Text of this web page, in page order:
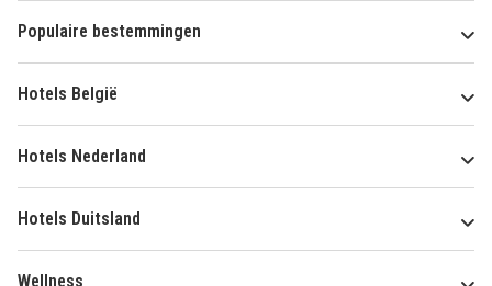
Populaire bestemmingen
Hotels België
Hotels Nederland
Hotels Duitsland
Wellness